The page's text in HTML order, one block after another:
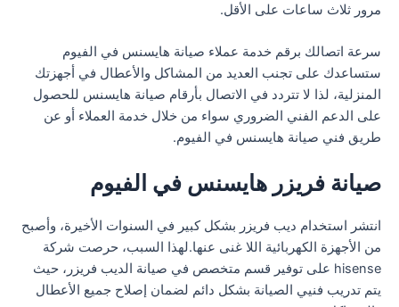
مرور ثلاث ساعات على الأقل.
سرعة اتصالك برقم خدمة عملاء صيانة هايسنس في الفيوم
ستساعدك على تجنب العديد من المشاكل والأعطال في أجهزتك
المنزلية، لذا لا تتردد في الاتصال بأرقام صيانة هايسنس للحصول
على الدعم الفني الضروري سواء من خلال خدمة العملاء أو عن
طريق فني صيانة هايسنس في الفيوم.
صيانة فريزر هايسنس في الفيوم
انتشر استخدام ديب فريزر بشكل كبير في السنوات الأخيرة، وأصبح
من الأجهزة الكهربائية اللا غنى عنها.لهذا السبب، حرصت شركة
hisense على توفير قسم متخصص في صيانة الديب فريزر، حيث
يتم تدريب فنيي الصيانة بشكل دائم لضمان إصلاح جميع الأعطال